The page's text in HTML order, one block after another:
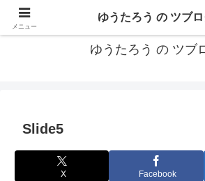
カリフォルニアMBA卒40代がMBA・キャリアと
ゆうたろう の ツブ
Slide5
X Facebook
メニュー
ゆうたろう の ツブ